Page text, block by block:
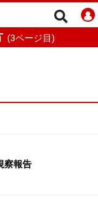
(3ページ目)
察報告